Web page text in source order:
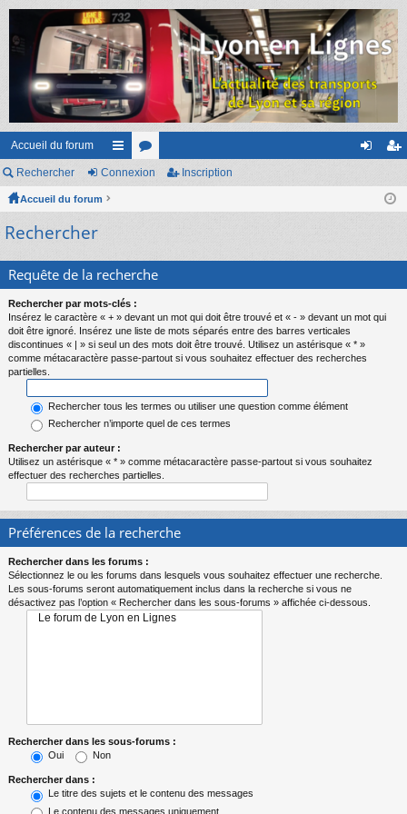
Accueil du forum
ac
s
or
cri
Rechercher Connexion Inscription
Accueil du forum
Rechercher
Requête de la recherche
Rechercher par mots-clés :
Insérez le caractère « + » devant un mot qui doit être trouvé et « - » devant un mot qui
doit être ignoré. Insérez une liste de mots séparés entre des barres verticales
discontinues « | » si seul un des mots doit être trouvé. Utilisez un astérisque « * »
comme métacaractère passe-partout si vous souhaitez effectuer des recherches
partielles.
Rechercher tous les termes ou utiliser une question comme élément
Rechercher n’importe quel de ces termes
Rechercher par auteur :
Utilisez un astérisque « * » comme métacaractère passe-partout si vous souhaitez
effectuer des recherches partielles.
Préférences de la recherche
Rechercher dans les forums :
Sélectionnez le ou les forums dans lesquels vous souhaitez effectuer une recherche.
Les sous-forums seront automatiquement inclus dans la recherche si vous ne
désactivez pas l’option « Rechercher dans les sous-forums » affichée ci-dessous.
Rechercher dans les sous-forums :
Oui
Non
Rechercher dans :
Le titre des sujets et le contenu des messages
Le contenu des messages uniquement